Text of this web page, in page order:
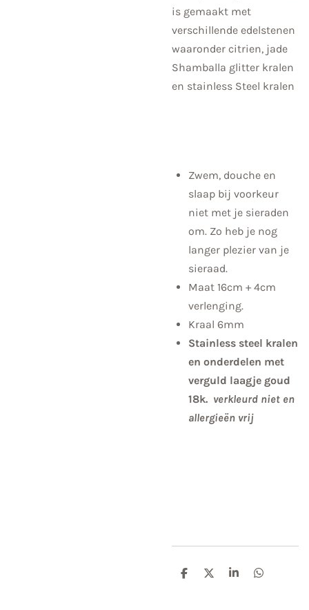
is gemaakt met
verschillende edelstenen
waaronder citrien, jade
Shamballa glitter kralen
en stainless Steel kralen
Zwem, douche en
slaap bij voorkeur
niet met je sieraden
om. Zo heb je nog
langer plezier van je
sieraad.
Maat 16cm + 4cm
verlenging.
Kraal 6mm
Stainless steel kralen
en onderdelen met
verguld laagje goud
18k. verkleurd niet en
allergieën vrij
D
D
S
D